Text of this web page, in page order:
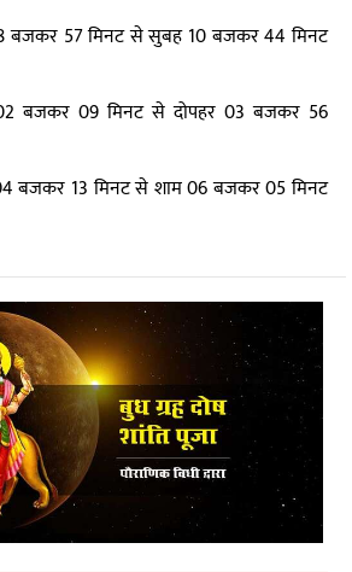
बजकर 57 मिनट से सुबह 10 बजकर 44 मिनट
बजकर 09 मिनट से दोपहर 03 बजकर 56
बजकर 13 मिनट से शाम 06 बजकर 05 मिनट